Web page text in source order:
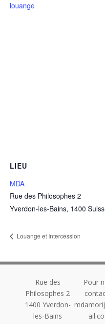
louange
LIEU
MDA
Rue des Philosophes 2
Yverdon-les-Bains, 1400
Louange et Intercession
Rue des
Philosophes 2
1400 Yverdon-
les-Bains
Pour